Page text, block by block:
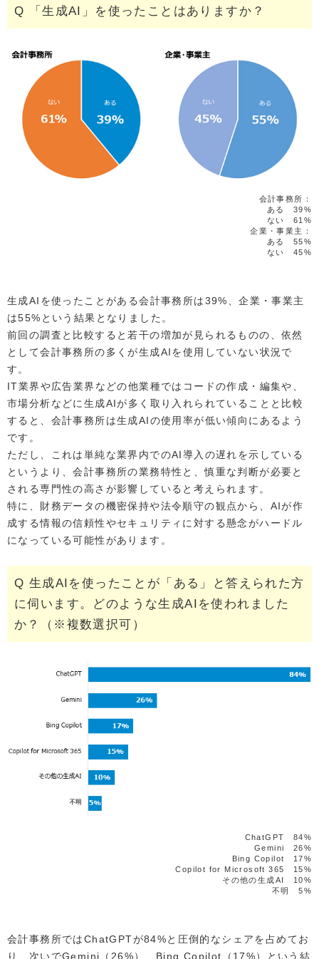
Q 「生成AI」を使ったことはありますか？
会計事務所：
ある 39%
ない 61%
企業・事業主：
ある 55%
ない 45%
生成AIを使ったことがある会計事務所は39%、企業・事業主
は55%という結果となりました。
前回の調査と比較すると若干の増加が見られるものの、依然
として会計事務所の多くが生成AIを使用していない状況で
す。
IT業界や広告業界などの他業種ではコードの作成・編集や、
市場分析などに生成AIが多く取り入れられていることと比較
すると、会計事務所は生成AIの使用率が低い傾向にあるよう
です。
ただし、これは単純な業界内でのAI導入の遅れを示している
というより、会計事務所の業務特性と、慎重な判断が必要と
される専門性の高さが影響していると考えられます。
特に、財務データの機密保持や法令順守の観点から、AIが作
成する情報の信頼性やセキュリティに対する懸念がハードル
になっている可能性があります。
Q 生成AIを使ったことが「ある」と答えられた方
に伺います。どのような生成AIを使われました
か？（※複数選択可）
ChatGPT 84%
Gemini 26%
Bing Copilot 17%
Copilot for Microsoft 365 15%
その他の生成AI 10%
不明 5%
会計事務所ではChatGPTが84%と圧倒的なシェアを占めてお
り、次いでGemini（26%）、Bing Copilot（17%）という結